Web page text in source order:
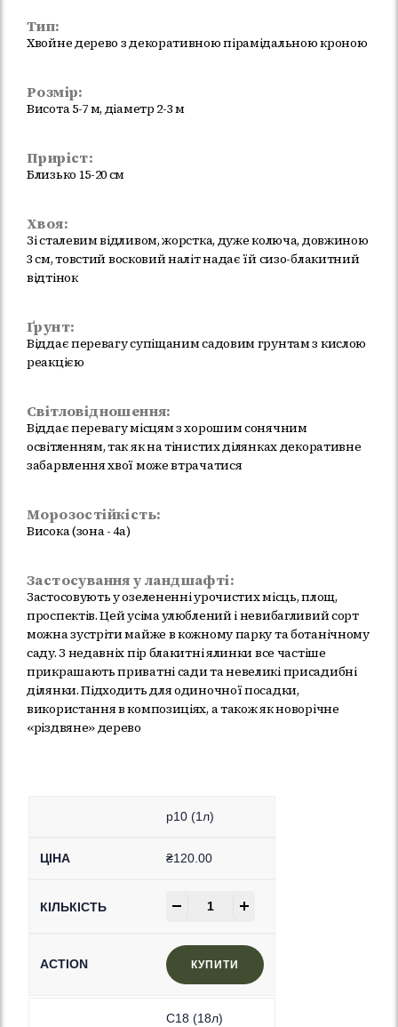
Тип:
Хвойне дерево з декоративною пірамідальною кроною
Розмір:
Висота 5-7 м, діаметр 2-3 м
Приріст:
Близько 15-20 см
Хвоя:
Зі сталевим відливом, жорстка, дуже колюча, довжиною
3 см, товстий восковий наліт надає їй сизо-блакитний
відтінок
Ґрунт:
Віддає перевагу супіщаним садовим грунтам з кислою
реакцією
Світловідношення:
Віддає перевагу місцям з хорошим сонячним
освітленням, так як на тінистих ділянках декоративне
забарвлення хвої може втрачатися
Морозостійкість:
Висока (зона - 4a)
Застосування у ландшафті:
Застосовують у озелененні урочистих місць, площ,
проспектів. Цей усіма улюблений і невибагливий сорт
можна зустріти майже в кожному парку та ботанічному
саду. З недавніх пір блакитні ялинки все частіше
прикрашають приватні сади та невеликі присадибні
ділянки. Підходить для одиночної посадки,
використання в композиціях, а також як новорічне
«різдвяне» дерево
p10 (1л)
₴120.00
КУПИТИ
C18 (18л)